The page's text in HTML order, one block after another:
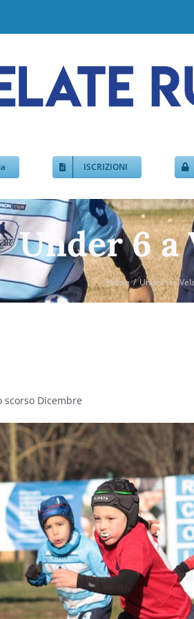
ISCRIZIONI
Under 6 a
Home Under 6 a
scorso Dicembre